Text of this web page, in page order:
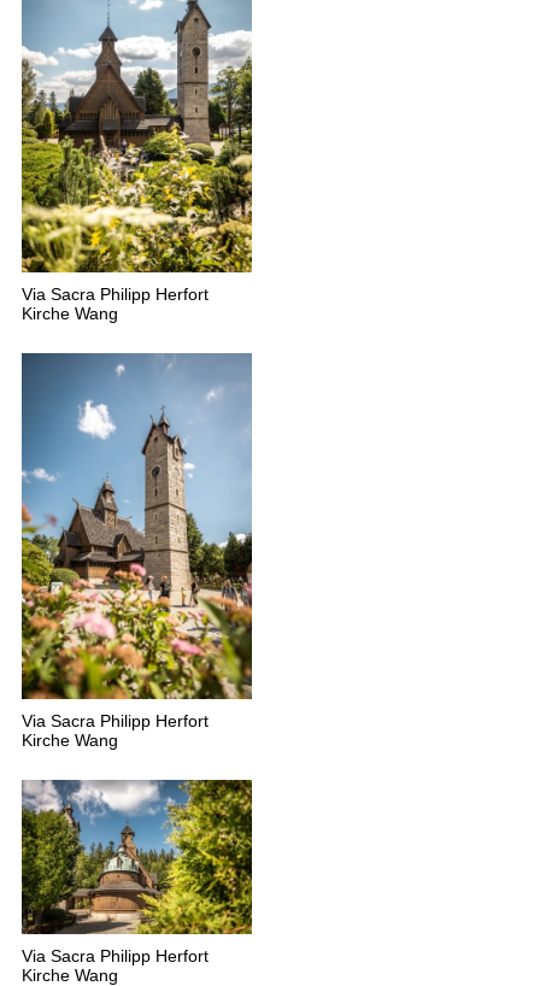
Via Sacra Philipp Herfort
Kirche Wang
Via Sacra Philipp Herfort
Kirche Wang
Via Sacra Philipp Herfort
Kirche Wang